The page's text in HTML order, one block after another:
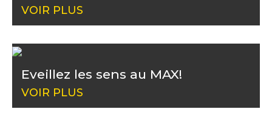
VOIR PLUS
Eveillez les sens au MAX!
VOIR PLUS